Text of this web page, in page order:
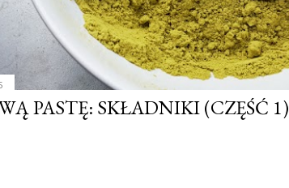
PASTĘ: SKŁADNIKI (CZĘŚĆ 1)